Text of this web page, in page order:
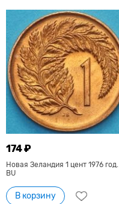
174 ₽
Новая Зеландия 1 цент 1976 год.
BU
В корзину